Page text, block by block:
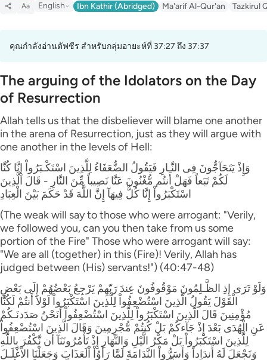
Aa English Ibn Kathir (Abridged) Ma'arif Al-Qur'an Tazkirul
คุณกำลังอ่านตัฟซีร สำหรับกลุ่มอายะห์ที่ 37:27 ถึง 37:37
The arguing of the Idolators on the Day
of Resurrection
Allah tells us that the disbeliever will blame one another
in the arena of Resurrection, just as they will argue with
one another in the levels of Hell:
وَإِذْ يَتَحَآجُّونَ فِى النَّـارِ فَيَقُولُ الضُّعَفَاءُ لِلَّذِينَ اسْتَكْـبَرُواْ إِنَّا كُنَّا
لَكُمْ تَبَعاً فَهَلْ أَنتُم مُّغْنُونَ عَنَّا نَصِيباً مِّنَ النَّارِ - قَالَ الَّذِينَ
اسْتَكْبَرُواْ إِنَّا كُلٌّ فِيهَآ إِنَّ اللَّهَ قَدْ حَكَمَ بَيْنَ الْعِبَادِ
(The weak will say to those who were arrogant: "Verily,
we followed you, can you then take from us some
portion of the Fire" Those who were arrogant will say:
"We are all (together) in this (Fire)! Verily, Allah has
judged between (His) servants!") (40:47-48)
وَلَوْ تَرَى إِذِ الظَّـلِمُونَ مَوْقُوفُونَ عِندَ رَبّهِمْ يَرْجِعُ بَعْضُهُمْ إِلَى بَعْضٍ
الْقَوْلَ يَقُولُ الَّذِينَ اسْتُضْعِفُواْ لِلَّذِينَ اسْتَكْبَرُواْ لَوْلاَ أَنتُمْ لَكُنَّا
مُؤْمِنِينَ قَالَ الَّذِينَ اسْتَكْبَرُواْ لِلَّذِينَ اسْتُضْعِفُواْ أَنَحْنُ صَدَدنَـكُمْ
عَنِ الْهُدَى بَعْدَ إِذْ جَآءكُمْ بَلْ كُنتُمْ مُّجْرِمِينَ وَقَالَ الَّذِينَ اسْتُضْعِفُواْ
لِلَّذِينَ اسْتَكْبَرُواْ بَلْ مَكْرُ الَّيْلِ وَالنَّهَارِ إِذْ تَأْمُرُونَنَآ أَن نَّكْفُرَ بِاللَّهِ
وَنَجْعَلَ لَهُ أَندَاداً وَأَسَرُّواْ النَّدَامَةَ لَمَّا رَأَوُاْ اْلَعَذَابَ وَجَعَلْنَا الاْغْلَـلَ